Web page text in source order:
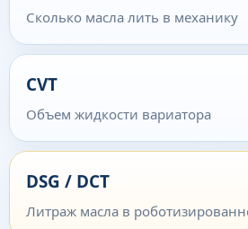
Сколько масла лить в механику
CVT
Объем жидкости вариатора
DSG / DCT
Литраж масла в